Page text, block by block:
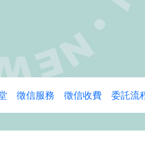
徵信服務 徵信收費 委託流